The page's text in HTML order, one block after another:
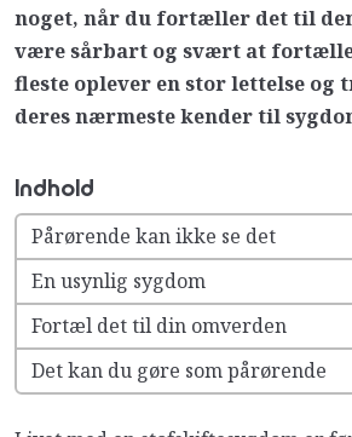
noget, når du fortæller det til
være sårbart og svært at fortælle
fleste oplever en stor lettelse og
deres nærmeste kender til
Indhold
Pårørende kan ikke se det
En usynlig sygdom
Fortæl det til din omverden
Det kan du gøre som pårørende